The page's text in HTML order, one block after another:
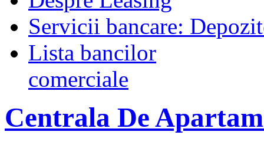
Servicii bancare:
Lista bancilor
comerciale
Centrala De